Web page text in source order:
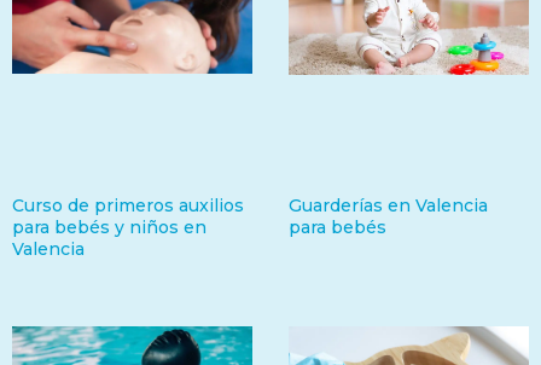
Curso de primeros auxilios
para bebés y niños en
Valencia
Guarderías en Valencia
para bebés